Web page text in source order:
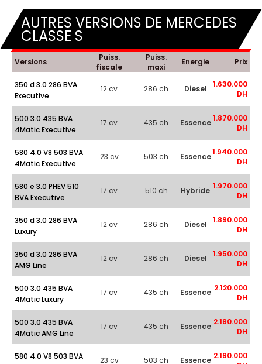
AUTRES VERSIONS DE MERCEDES
CLASSE S
Versions
Puiss.
fiscale
Puiss.
maxi
Energie Prix
350 d 3.0 286 BVA
Executive
12 cv 286 ch Diesel
1.630.000
DH
500 3.0 435 BVA
4Matic Executive
17 cv 435 ch Essence 1.870.000
DH
580 4.0 V8 503 BVA
4Matic Executive
23 cv 503 ch Essence1.940.000
DH
580 e 3.0 PHEV 510
BVA Executive
17 cv 510 ch Hybride 1.970.000
DH
350 d 3.0 286 BVA
Luxury
12 cv 286 ch Diesel
1.890.000
DH
350 d 3.0 286 BVA
AMG Line
12 cv 286 ch Diesel
1.950.000
DH
500 3.0 435 BVA
4Matic Luxury
17 cv 435 ch Essence 2.120.000
DH
500 3.0 435 BVA
4Matic AMG Line
17 cv 435 ch Essence 2.180.000
DH
580 4.0 V8 503 BVA
23 cv 503 ch Essence 2.190.000